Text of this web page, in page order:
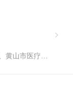
院、苏州大学
黄山市医疗事
华消化杂
那维......